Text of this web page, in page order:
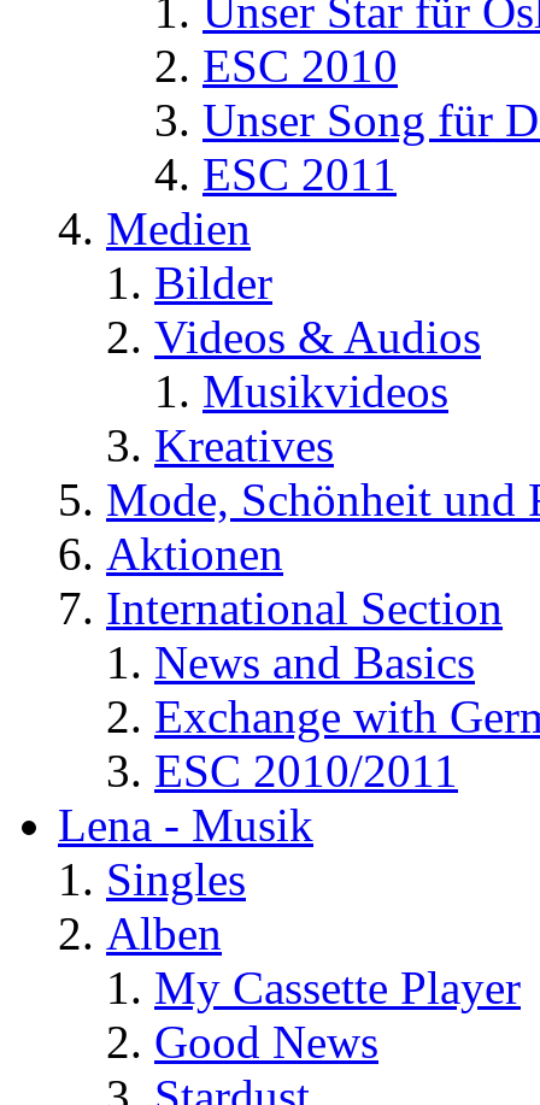
Unser Star für
ESC 2010
Unser Song für
ESC 2011
Medien
Bilder
Videos & Audios
Musikvideos
Kreatives
Mode, Schönheit und
Aktionen
International Section
News and Basics
Exchange with
ESC 2010/2011
Lena - Musik
Singles
Alben
My Cassette Player
Good News